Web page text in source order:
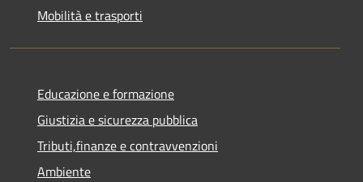
Mobilità e trasporti
Educazione e formazione
Giustizia e sicurezza pubblica
Tributi,finanze e contravvenzioni
Ambiente